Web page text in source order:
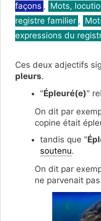
façons , Mots,
registre familier ,
expressions du
Ces deux adjectifs
pleurs.
"Épleuré(e)"
On dit par
copine était
tandis que "
soutenu.
On dit par
ne parvenait